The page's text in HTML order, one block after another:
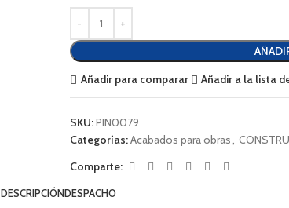
Añadir para comparar Añadir a la lista
SKU:PIN0079
Categorías:Acabados para obras
Comparte:
DESCRIPCIÓNDESPACHO